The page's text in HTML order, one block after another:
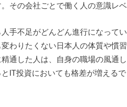
その会社ごとで働く人の意識レ
人手不足がどんどん進行になって
わりたくない日本人の体質や慣
通した人は、自身の職場の風通
IT投資においても格差が増えるで